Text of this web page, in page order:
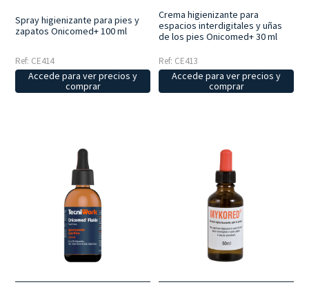
Spray higienizante para pies y
zapatos Onicomed+ 100 ml
Ref: CE414
Accede para ver precios y
comprar
Crema higienizante para
espacios interdigitales y uñas
de los pies Onicomed+ 30 ml
Ref: CE413
Accede para ver precios y
comprar